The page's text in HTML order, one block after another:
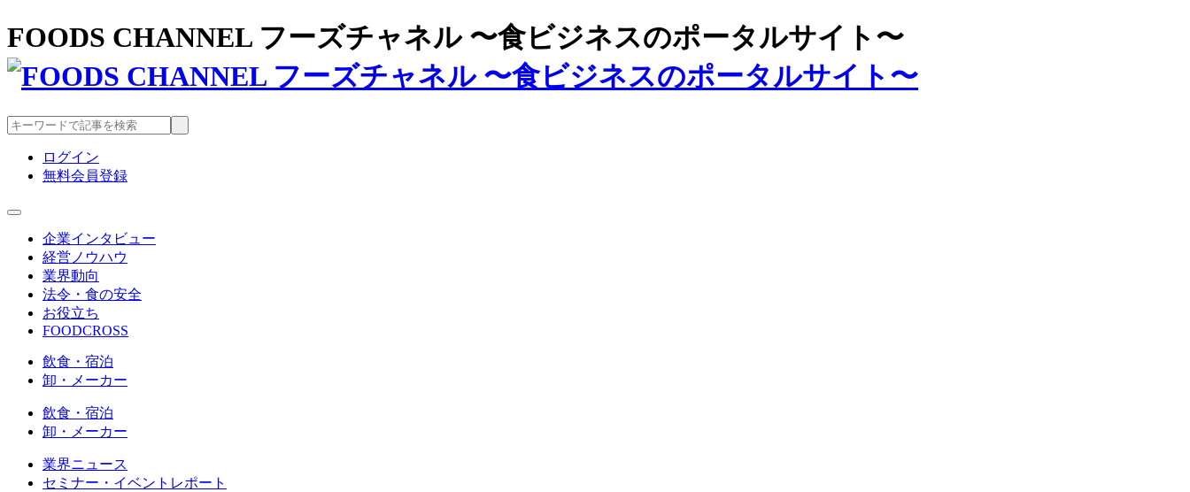
FOODS CHANNEL フーズチャネル 〜食ビジネスのポータルサイト〜
ログイン
無料会員登録
企業インタビュー
経営ノウハウ
業界動向
法令・食の安全
お役立ち
FOODCROSS
飲食・宿泊
卸・メーカー
飲食・宿泊
卸・メーカー
業界ニュース
セミナー・イベントレポート